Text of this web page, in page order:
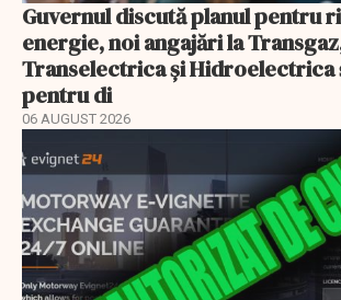
Guvernul discută planul pentru
energie, noi angajări la
Transelectrica și
pentru di
06 AUGUST 2026